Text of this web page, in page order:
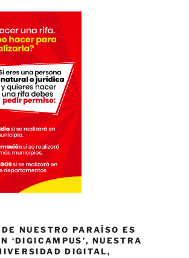
DE NUESTRO PARAÍSO ES
‘DIGICAMPUS’, NUESTRA
DIGITAL,